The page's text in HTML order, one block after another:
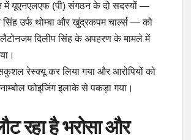
में यूएनएलएफ (पी) संगठन के दो सदस्यों —
उर्फ थोम्बा और खुंद्रकपम चार्ल्स — को
दिलीप सिंह के अपहरण के मामले में
रेस्क्यू कर लिया गया और आरोपियों को
फोइजिंग इलाके से पकड़ा गया।
रहा है भरोसा और